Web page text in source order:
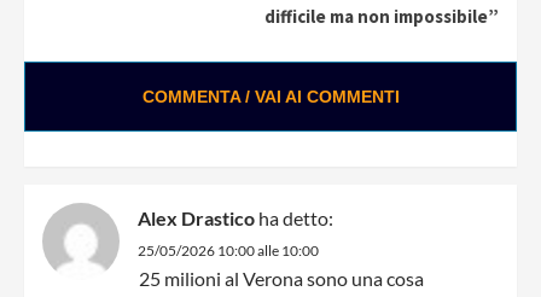
difficile ma non impossibile”
COMMENTA / VAI AI COMMENTI
Alex Drastico ha detto:
25/05/2026 10:00 alle 10:00
25 milioni al Verona sono una cosa